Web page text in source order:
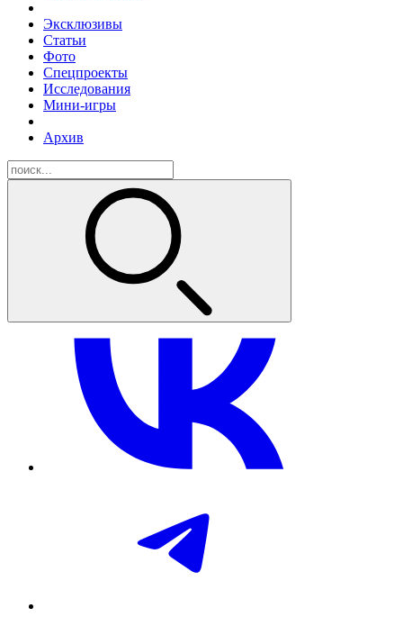
Эксклюзивы
Статьи
Фото
Спецпроекты
Исследования
Мини-игры
Архив